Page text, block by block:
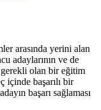
arasında yerini alan
adaylarının ve de
olan bir eğitim
içinde başarılı bir
başarı sağlaması